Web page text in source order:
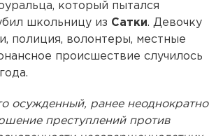
который пытался
школьницу из Сатки. Девочку
полиция, волонтеры, местные
происшествие случилось
осужденный, ранее неоднократно
преступлений против